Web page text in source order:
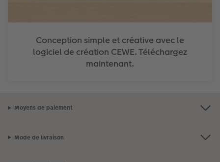
Conception simple et créative avec le
logiciel de création CEWE. Téléchargez
maintenant.
Moyens de paiement
Mode de livraison